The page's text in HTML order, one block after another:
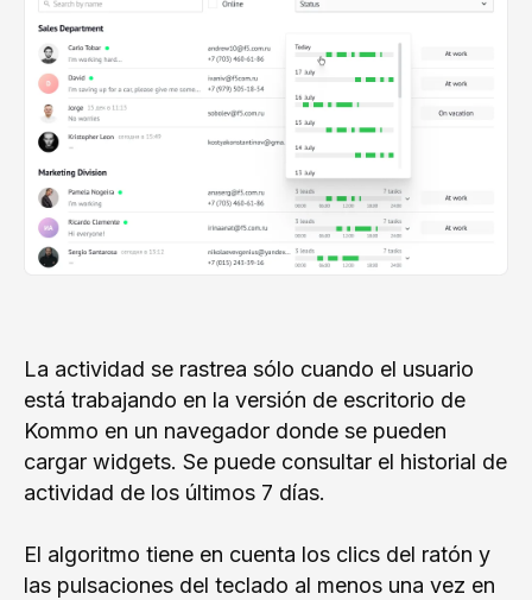
La actividad se rastrea sólo cuando el usuario
está trabajando en la versión de escritorio de
Kommo en un navegador donde se pueden
cargar widgets. Se puede consultar el historial de
actividad de los últimos 7 días.
El algoritmo tiene en cuenta los clics del ratón y
las pulsaciones del teclado al menos una vez en